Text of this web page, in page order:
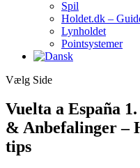
Spil
Holdet.dk –
Lynholdet
Pointsystemer
Vælg Side
Vuelta a España
& Anbefalinger –
tips